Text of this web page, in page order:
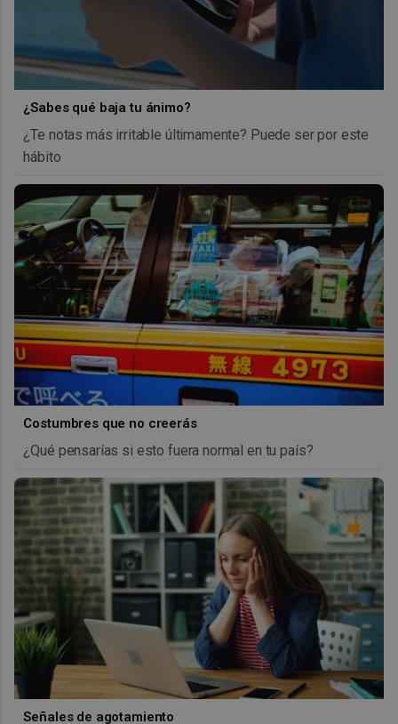
¿Sabes qué baja tu ánimo?
¿Te notas más irritable últimamente? Puede ser por este
hábito
Costumbres que no creerás
¿Qué pensarías si esto fuera normal en tu país?
Señales de agotamiento